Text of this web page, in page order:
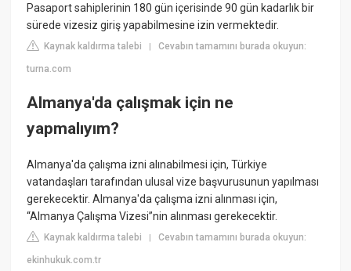
Pasaport sahiplerinin 180 gün içerisinde 90 gün kadarlık bir
sürede vizesiz giriş yapabilmesine izin vermektedir.
Kaynak kaldırma talebi |Cevabın tamamını burada okuyun:
turna.com
Almanya'da çalışmak için ne
yapmalıyım?
Almanya'da çalışma izni alınabilmesi için, Türkiye
vatandaşları tarafından ulusal vize başvurusunun yapılması
gerekecektir. Almanya'da çalışma izni alınması için,
“Almanya Çalışma Vizesi”nin alınması gerekecektir.
Kaynak kaldırma talebi |Cevabın tamamını burada okuyun:
ekinhukuk.com.tr